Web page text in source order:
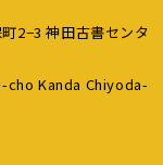
2−3 神田古書センタ
Kanda Chiyoda-